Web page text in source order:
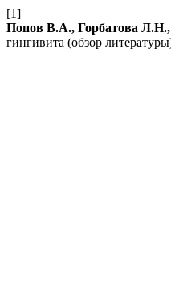
[1]
Попов В.А., Горбатова
гингивита (обзор